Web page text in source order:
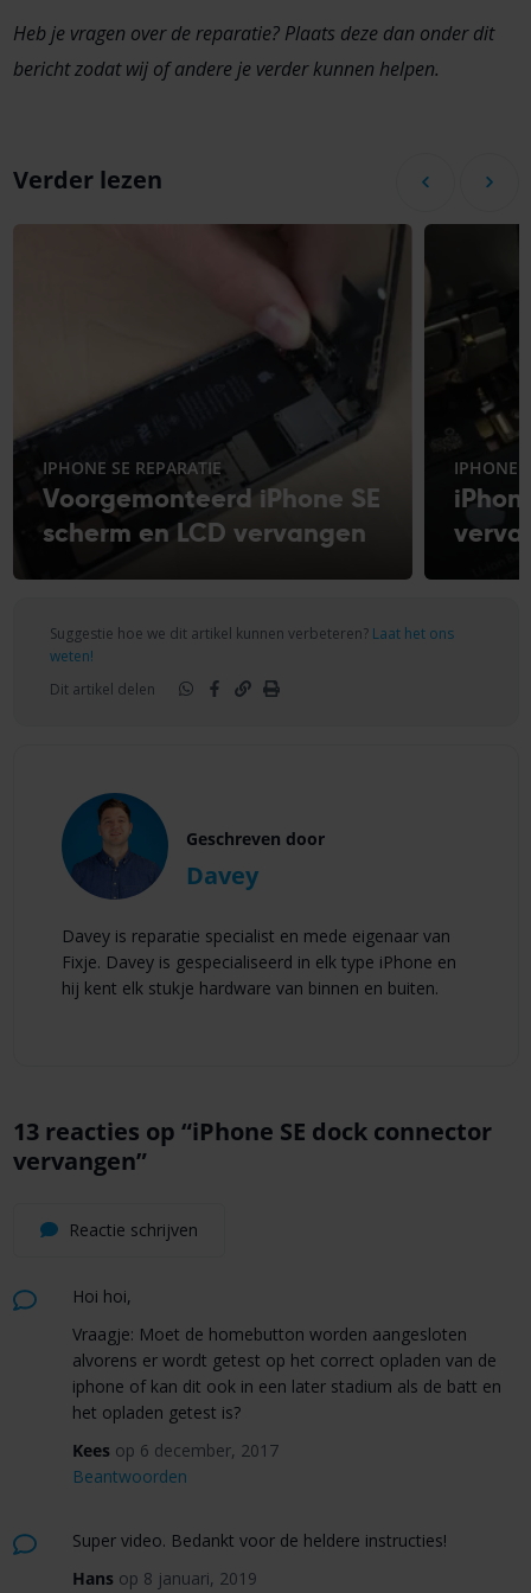
Heb je vragen over de reparatie? Plaats deze dan onder dit
bericht zodat wij of andere je verder kunnen helpen.
Verder lezen
IPHONE SE REPARATIE
Voorgemonteerd iPhone SE
scherm en LCD vervangen
IPHONE
Suggestie hoe we dit artikel kunnen verbeteren? Laat het ons
weten!
Dit artikel delen
Geschreven door
Davey
Davey is reparatie specialist en mede eigenaar van
Fixje. Davey is gespecialiseerd in elk type iPhone en
hij kent elk stukje hardware van binnen en buiten.
13 reacties op “iPhone SE dock connector
vervangen”
Reactie schrijven
Hoi hoi,
Vraagje: Moet de homebutton worden aangesloten
alvorens er wordt getest op het correct opladen van de
iphone of kan dit ook in een later stadium als de batt en
het opladen getest is?
Kees op 6 december, 2017
Beantwoorden
Super video. Bedankt voor de heldere instructies!
Hans op 8 januari, 2019